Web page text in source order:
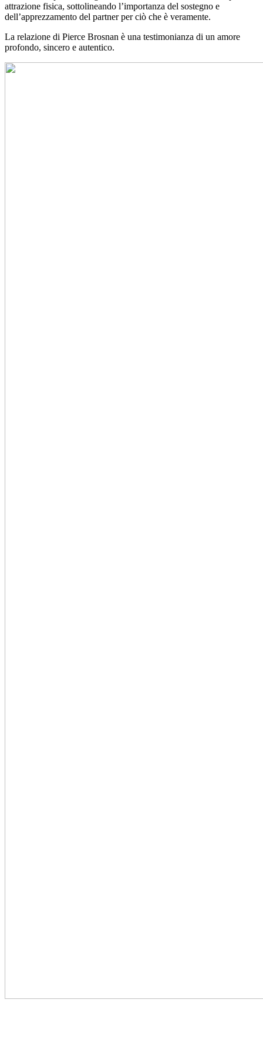
attrazione fisica, sottolineando l’importanza del sostegno e
dell’apprezzamento del partner per ciò che è veramente.
La relazione di Pierce Brosnan è una testimonianza di un amore
profondo, sincero e autentico.